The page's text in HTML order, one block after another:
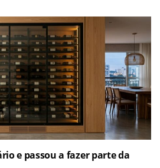
e passou a fazer parte da